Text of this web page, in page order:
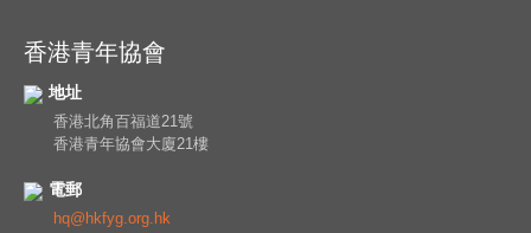
香港青年協會
地址
香港北角百福道21號
香港青年協會大廈21樓
電郵
hq@hkfyg.org.hk